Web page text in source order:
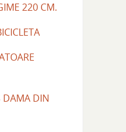
220 CM.
DAMA DIN